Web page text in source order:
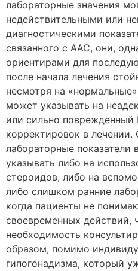
лабораторные значения
недействительными или
диагностическими
связанного с ААС, они,
ориентирами для
после начала лечения
несмотря на
может указывать на
или сильно поврежденный
корректировок в
лабораторные показатели
указывать либо на
стероидов, либо на
либо слишком ранние
когда пациенты не
своевременных действий,
необходимость
образом, помимо
гипогонадизма, который